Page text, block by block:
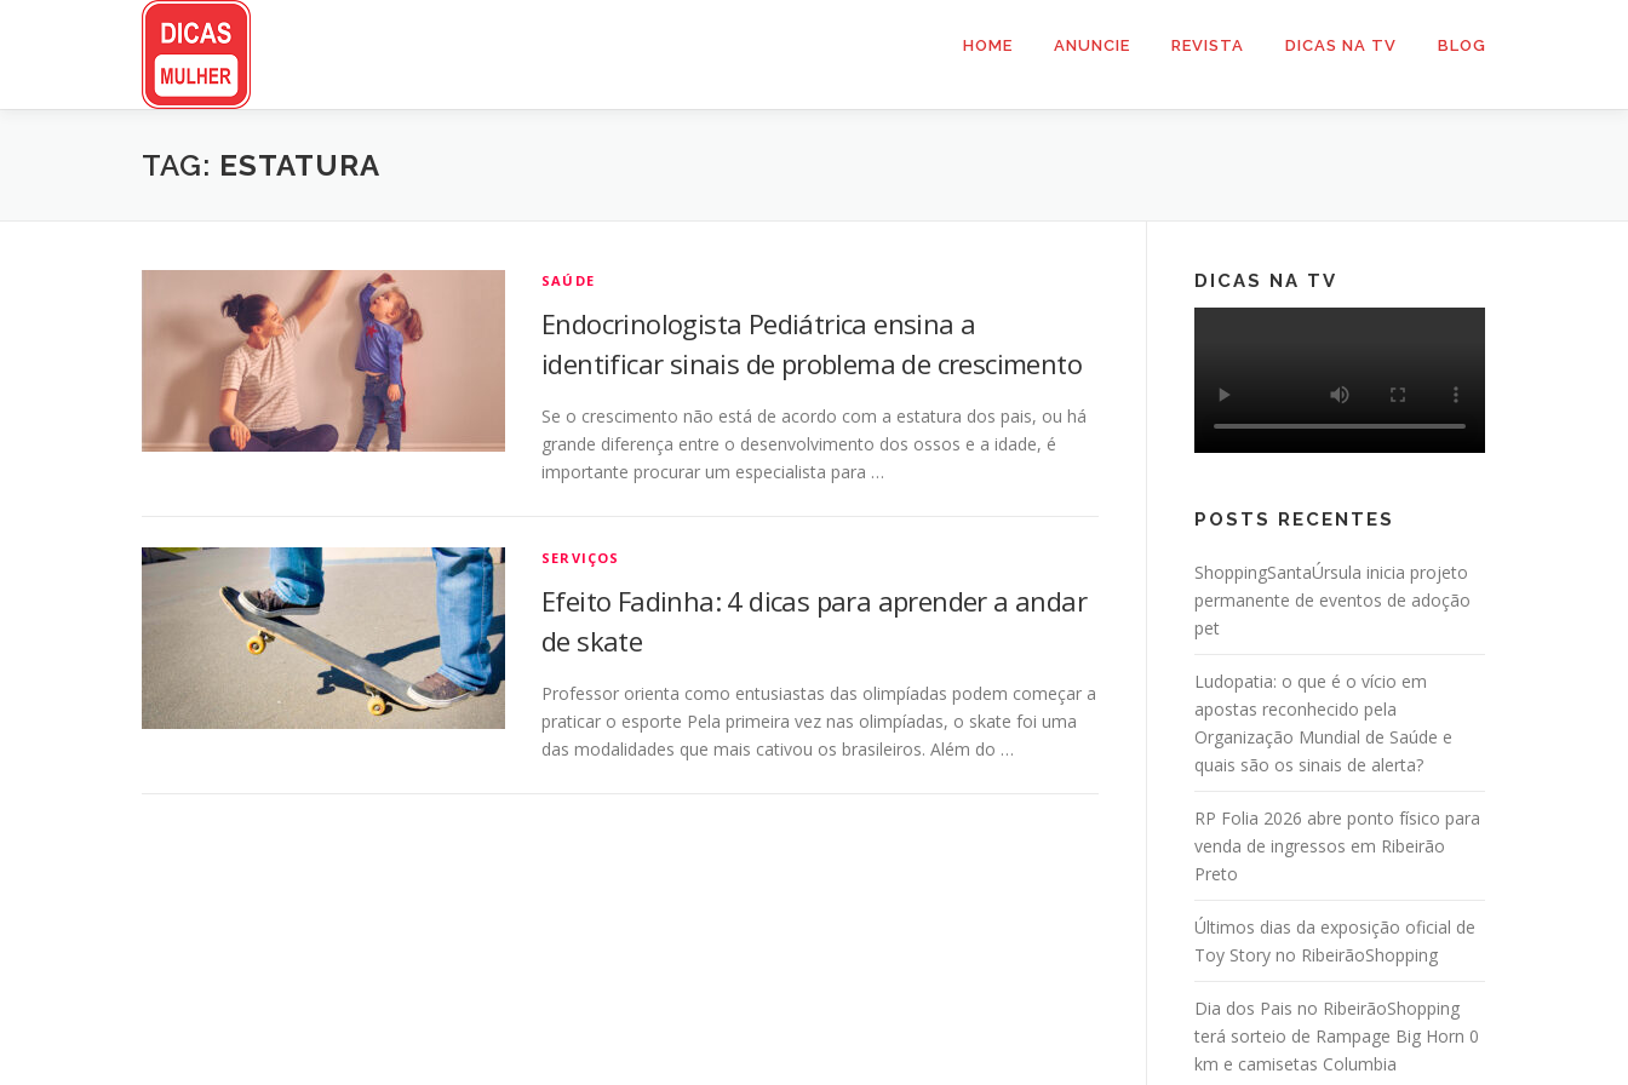
HOME ANUNCIE REVISTA DICAS NA TV BLOG
TAG: ESTATURA
SAÚDE
Endocrinologista Pediátrica ensina a
identificar sinais de problema de crescimento
Se o crescimento não está de acordo com a estatura dos pais, ou há
grande diferença entre o desenvolvimento dos ossos e a idade, é
importante procurar um especialista para …
SERVIÇOS
Efeito Fadinha: 4 dicas para aprender a andar
de skate
Professor orienta como entusiastas das olimpíadas podem começar a
praticar o esporte Pela primeira vez nas olimpíadas, o skate foi uma
das modalidades que mais cativou os brasileiros. Além do …
DICAS NA TV
POSTS RECENTES
ShoppingSantaÚrsula inicia projeto
permanente de eventos de adoção
pet
Ludopatia: o que é o vício em
apostas reconhecido pela
Organização Mundial de Saúde e
quais são os sinais de alerta?
RP Folia 2026 abre ponto físico para
venda de ingressos em Ribeirão
Preto
Últimos dias da exposição oficial de
Toy Story no RibeirãoShopping
Dia dos Pais no RibeirãoShopping
terá sorteio de Rampage Big Horn 0
km e camisetas Columbia